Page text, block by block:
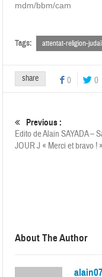
mdm/bbm/cam
Tags: attentat-religion-
share 0 0
Previous :
Edito de Alain SAYADA –
JOUR J « Merci et bravo ! »
About The Author